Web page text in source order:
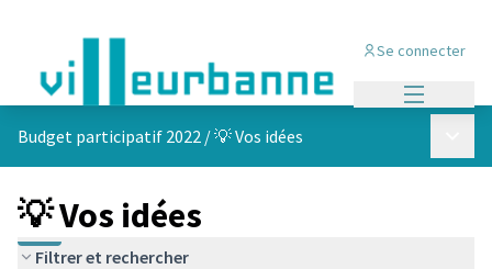
Se connecter
Budget participatif 2022 /💡 Vos idées
💡 Vos idées
Filtrer et rechercher